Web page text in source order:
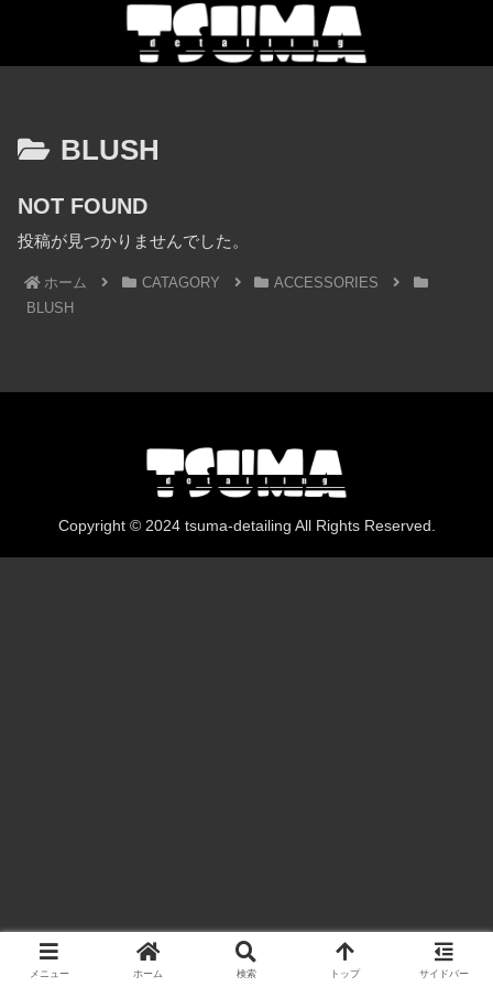
BLUSH
NOT FOUND
投稿が見つかりませんでした。
ホーム CATAGORY
ACCESSORIES
BLUSH
Copyright © 2024 tsuma-detailing All Rights Reserved.
メニュー ホーム 検索 トップ サイドバー